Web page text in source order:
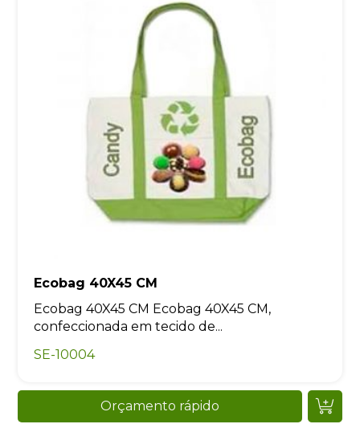
Ecobag 40X45 CM
Ecobag 40X45 CM Ecobag 40X45 CM,
confeccionada em tecido de...
SE-10004
Orçamento rápido